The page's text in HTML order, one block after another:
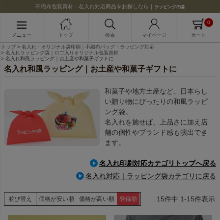
不織布包装資材・名入れ対応商品をお探しなら｜ ラッピングの森
メニュー トップ 検索 マイページ カート
0
トップ
名入れ・オリジナル袋印刷｜不織布バッグ・ラッピング対応
名入れラッピング袋｜ロゴ入りオリジナル包装資材
名入れ和風ラッピング｜お土産や和菓子ギフトに
名入れ和風ラッピング｜お土産や和菓子ギフトに
和菓子や地方土産など、日本らし
い贈り物にぴったりの和風ラッピ
ング袋。
名入れを施せば、上品さに加え店
舗の個性やブランド感も演出でき
ます。
名入れ印刷対応カテゴリトップへ戻る
名入れ対応｜ラッピング袋カテゴリに戻る
並び替え 価格が安い順 価格が高い順 登録順 15件中 1-15件表示